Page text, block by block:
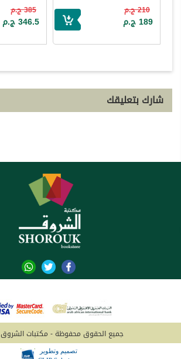
210 ج.م
189 ج.م
385 ج.م
346.5 ج.م
شارك بتعليقك
جميع الحقوق محفوظة - مكتبات الشروق 2026
تصميم وتطوير